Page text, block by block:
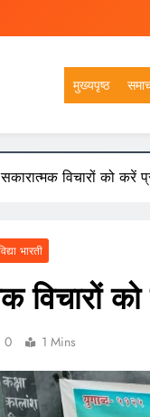
मुख्यपृष्ठ
विचारों को करें
भारती
विचारों
0 1 Mins